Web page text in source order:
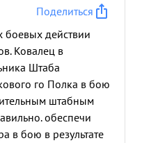
Поделиться
боевых действии
Ковалец в
Штаба
го Полка в бою
штабным
обеспечи
в бою в результате